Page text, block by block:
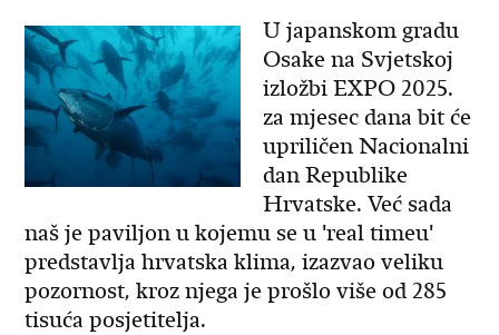
U japanskom gradu
Osake na Svjetskoj
izložbi EXPO 2025.
za mjesec dana bit će
upriličen Nacionalni
dan Republike
Hrvatske. Već sada
naš je paviljon u kojemu se u 'real timeu'
predstavlja hrvatska klima, izazvao veliku
pozornost, kroz njega je prošlo više od 285
tisuća posjetitelja.